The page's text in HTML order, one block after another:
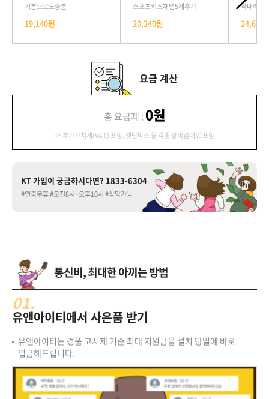
기본으로도충분
19,140원
스포츠키즈채널5개추가
20,240원
국내최다
24,640
요금 계산
총 요금제 : 0원
※ 부가가치세(VAT) 포함, 셋탑박스 등 각종 장비임대료 포함
KT 가입이 궁금하시다면? 1833-6304
#연중무휴 #오전8시~오후10시 #상담가능
통신비, 최대한 아끼는 방법
01.
유앤아이티에서 사은품 받기
유앤아이티는 경품 고시제 기준 최대 지원금을 설치 당일에 바로
입금해드립니다.